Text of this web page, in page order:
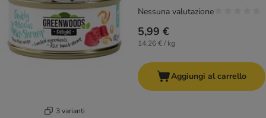
3 varianti
5,99 €
14,26 € / kg
Nessuna valutazione
Aggiungi al carrello